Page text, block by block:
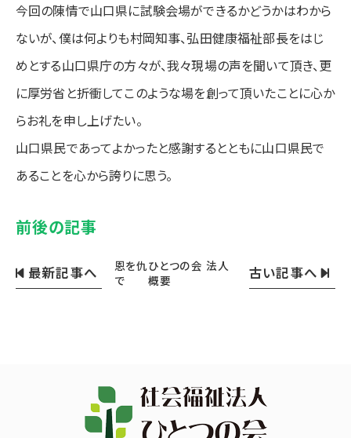
今回の陳情で山口県に試験会場ができるかどうかはわから
ないが、僕は何よりも村岡知事、弘田健康福祉部長をはじ
めとする山口県庁の方々が、我々現場の声を聞いて頂き、更
に厚労省と折衝してこのような場を創って頂いたことに心か
らお礼を申し上げたい。
山口県民であってよかったと感謝するとともに山口県民で
あることを心から誇りに思う。
前後の記事
最新記事へ
恩を仇
で
古い記事へ
ひとつの会 法人
概要